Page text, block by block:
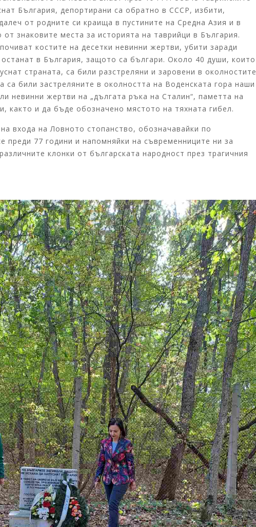
България, депортирани са обратно в СССР, избити,
от родните си краища в пустините на Средна Азия и в
знаковите места за историята на таврийци в България.
костите на десетки невинни жертви, убити заради
в България, защото са българи. Около 40 души, които
страната, са били разстреляни и заровени в околностите
са били застреляните в околността на Воденската гора наши
невинни жертви на „дългата ръка на Сталин“, паметта на
както и да бъде обозначено мястото на тяхната гибел.
входа на Ловното стопанство, обозначавайки по
преди 77 години и напомняйки на съвременниците ни за
клонки от българската народност през трагичния